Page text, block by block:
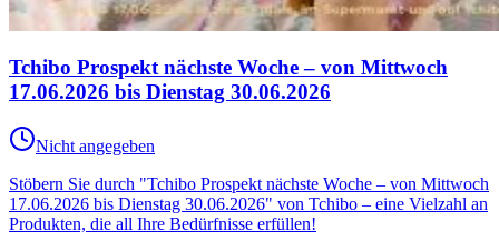
Tchibo Prospekt nächste Woche – von Mittwoch
17.06.2026 bis Dienstag 30.06.2026
Nicht angegeben
Stöbern Sie durch "Tchibo Prospekt nächste Woche – von Mittwoch
17.06.2026 bis Dienstag 30.06.2026" von Tchibo – eine Vielzahl an
Produkten, die all Ihre Bedürfnisse erfüllen!